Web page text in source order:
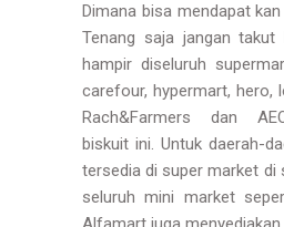
Dimana bisa mendapat
Tenang saja jangan takut
hampir diseluruh
carefour, hypermart, hero,
Rach&Farmers dan
biskuit ini. Untuk daerah-
tersedia di super market di
seluruh mini market